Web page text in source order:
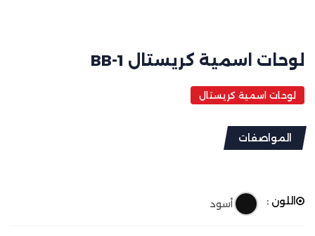
لوحات اسمية كريستال BB-1
لوحات اسمية كريستال
المواصفات
اللون : أسود